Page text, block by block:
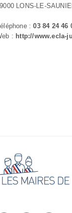
LONS-LE-
:03 84 24 46
: http://www.ecla-